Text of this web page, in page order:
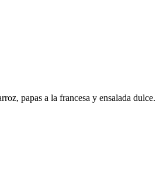
papas a la francesa y ensalada dulce.